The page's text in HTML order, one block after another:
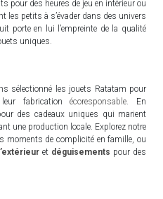
pour des heures de jeu en intérieur ou
les petits à s’évader dans des univers
porte en lui l’empreinte de la qualité
uniques.
sélectionné les jouets Ratatam pour
leur fabricationécoresponsable . En
des cadeaux uniques qui marient
une production locale. Explorez notre
moments de complicité en famille, ou
et déguisements pour des